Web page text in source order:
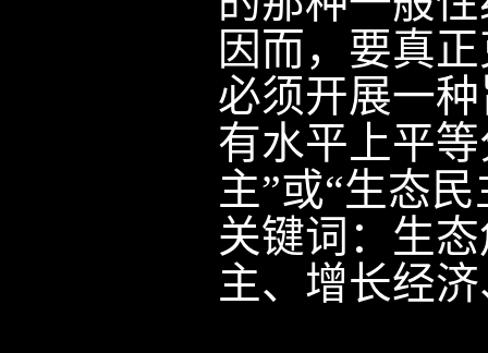
因而，要真
必须开展一
有水平上平
主”或“生态
关键词： 生
主、增长经